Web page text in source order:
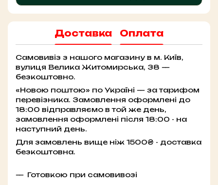
Доставка Оплата
Самовивіз з нашого магазину в м. Київ,
вулиця Велика Житомирська, 38 —
безкоштовно.
«Новою поштою» по Україні — за тарифом
перевізника. Замовлення оформлені до
18:00 відправляємо в той же день,
замовлення оформлені після 18:00 - на
наступний день.
Для замовлень вище ніж 1500₴ - доставка
безкоштовна.
Готовкою при самовивозі